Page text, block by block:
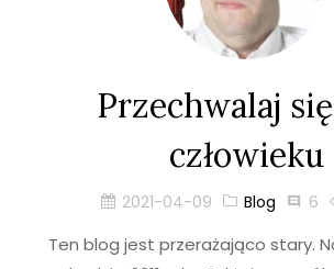
Przechwalaj
człowieku
2021-04-09 Blog 6
Ten blog jest przerażająco stary.